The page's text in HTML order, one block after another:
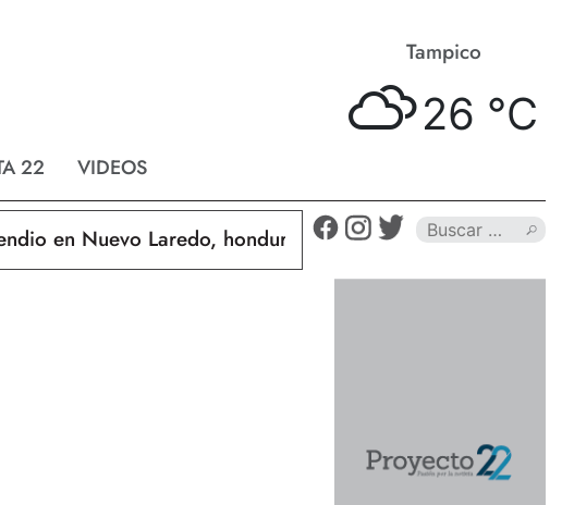
22 VIDEOS
Tampico
26 °C
en Nuevo Laredo, hondureño muere calcinado